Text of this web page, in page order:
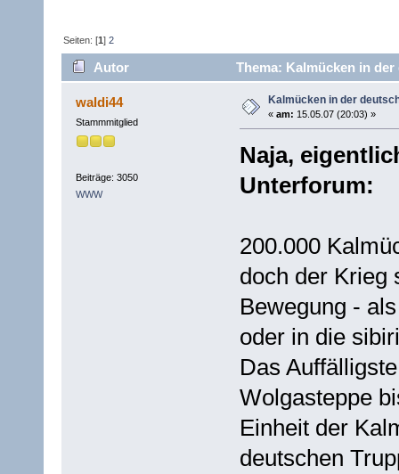
Seiten: [1]2
Autor Thema: Kalmücken in
waldi44
Stammmitglied
Beiträge: 3050
WWW
Kalmücken in der
« am: 15.05.07 (20:03) »
Naja,
Unterforum:
200.000
doch der Krieg
Bewegung -
oder in die
Das
Wolgasteppe
Einheit der
deutschen